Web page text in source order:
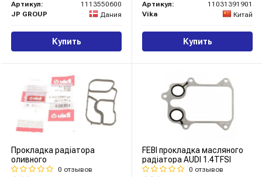
Артикул:
1113550600
JP GROUP
Дания
Купить
Артикул:
11031391901
Vika
Китай
Купить
Прокладка радіатора
оливного
0 отзывов
FEBI прокладка масляного
радіатора AUDI 1.4TFSI
0 отзывов